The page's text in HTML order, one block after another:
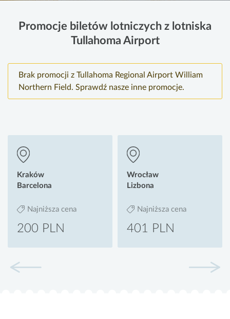
Promocje biletów lotniczych z lotniska
Tullahoma Airport
Brak promocji z Tullahoma Regional Airport William
Northern Field. Sprawdź nasze inne promocje.
Kraków
Barcelona
Najniższa cena
200 PLN
Wrocław
Lizbona
Najniższa cena
401 PLN